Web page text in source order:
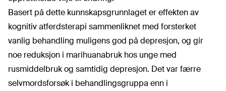
Basert på dette kunnskapsgrunnlaget er effekten av
kognitiv atferdsterapi sammenliknet med forsterket
vanlig behandling muligens god på depresjon, og gir
noe reduksjon i marihuanabruk hos unge med
rusmiddelbruk og samtidig depresjon. Det var færre
selvmordsforsøk i behandlingsgruppa enn i